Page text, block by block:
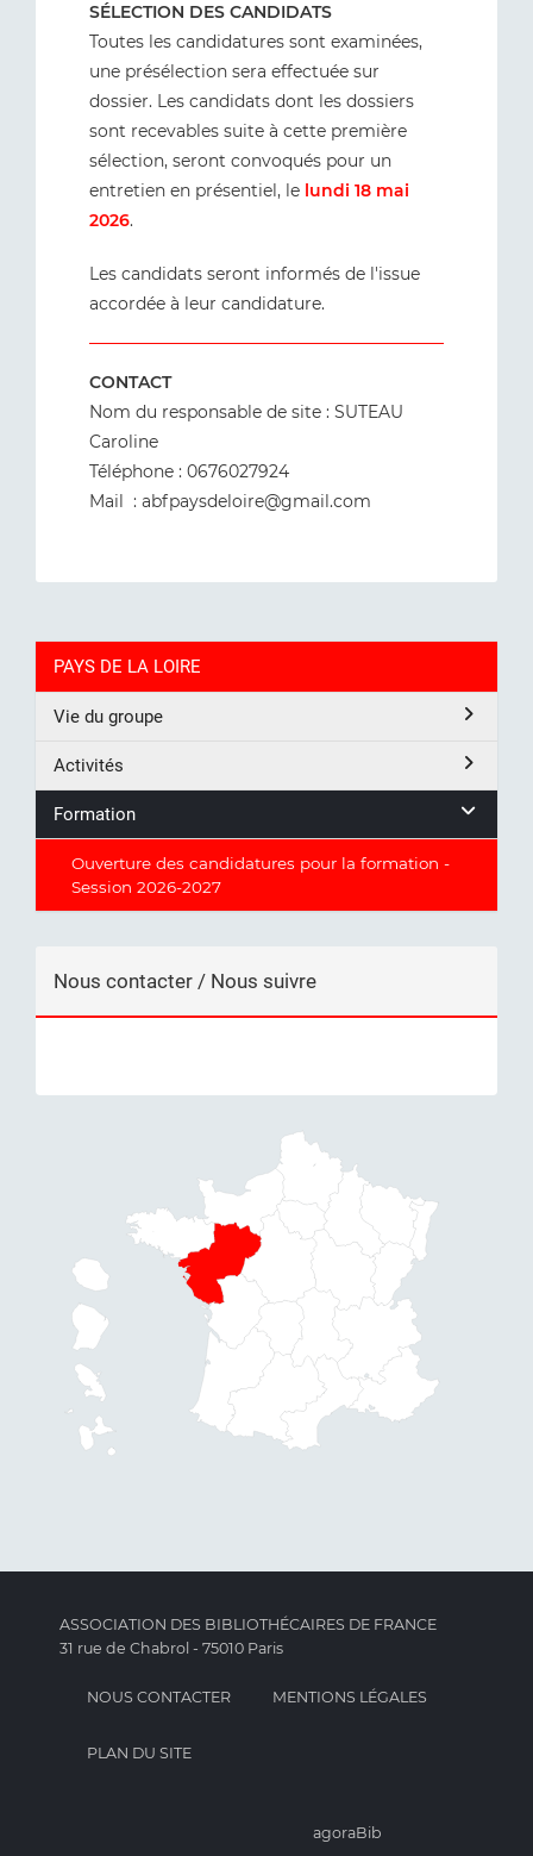
SÉLECTION DES CANDIDATS
Toutes les candidatures sont examinées,
une présélection sera effectuée sur
dossier. Les candidats dont les dossiers
sont recevables suite à cette première
sélection, seront convoqués pour un
entretien en présentiel, le lundi 18 mai
2026.
Les candidats seront informés de l'issue
accordée à leur candidature.
CONTACT
Nom du responsable de site : SUTEAU
Caroline
Téléphone : 0676027924
Mail : abfpaysdeloire@gmail.com
PAYS DE LA LOIRE
Vie du groupe
Activités
Formation
Ouverture des candidatures pour la formation -
Session 2026-2027
Nous contacter / Nous suivre
ASSOCIATION DES BIBLIOTHÉCAIRES DE FRANCE
31 rue de Chabrol - 75010 Paris
NOUS CONTACTER MENTIONS LÉGALES
PLAN DU SITE
agoraBib